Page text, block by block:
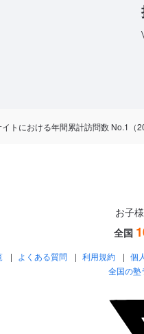
トにおける年間累計訪問数 No.1（
お子
全国
よくある質問 利用規約 個
全国の塾